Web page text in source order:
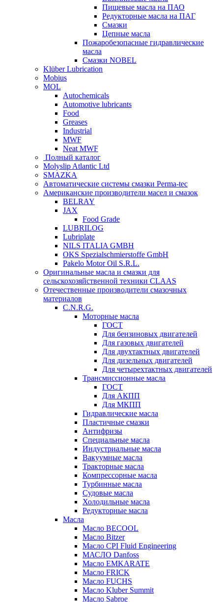
Пищевые масла на ПАО
Редукторные масла на ПАГ
Смазки
Цепные масла
Пожаробезопасные гидравлические
масла
Смазки NOBEL
Klüber Lubrication
Mobius
MOL
Autochemicals
Automotive lubricants
Food
Greases
Industrial
MWF
Neat MWF
Полный каталог
Molyslip Atlantic Ltd
SMAZKA
Автоматические системы смазки Perma-tec
Американские производители масел и смазок
BELRAY
JAX
Food Grade
LUBRILOG
Lubriplate
NILS ITALIA GMBH
OKS Spezialschmierstoffe GmbH
Pakelo Motor Oil S.R.L.
Оригинальные масла и смазки для
сельскохозяйственной техники CLAAS
Отечественные производители смазочных
материалов
C.N.R.G.
Моторные масла
ГОСТ
Для бензиновых двигателей
Для газовых двигателей
Для двухтактных двигателей
Для дизельных двигателей
Для четырехтактных двигателей
Трансмиссионные масла
ГОСТ
Для АКПП
Для МКПП
Гидравлические масла
Пластичные смазки
Антифризы
Специальные масла
Индустриальные масла
Вакуумные масла
Тракторные масла
Компрессорные масла
Турбинные масла
Судовые масла
Холодильные масла
Редукторные масла
Масла
Масло BECOOL
Масло Bitzer
Масло CPI Fluid Engineering
МАСЛО Danfoss
Масло EMKARATE
Масло FRICK
Масло FUCHS
Масло Kluber Summit
Масло Sabroe